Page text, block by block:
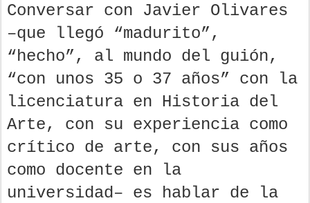
Conversar con Javier Olivares
–que llegó “madurito”,
“hecho”, al mundo del guión,
“con unos 35 o 37 años” con la
licenciatura en Historia del
Arte, con su experiencia como
crítico de arte, con sus años
como docente en la
universidad– es hablar de la